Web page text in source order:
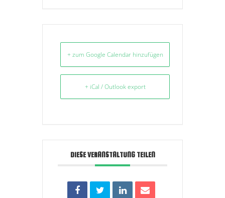
+ zum Google Calendar hinzufügen
+ iCal / Outlook export
DIESE VERANSTALTUNG TEILEN